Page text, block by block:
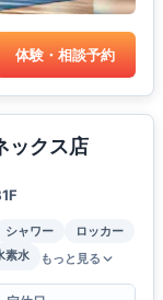
体験・相談予約
ックス店
シャワー
ロッカー
素水 もっと見る